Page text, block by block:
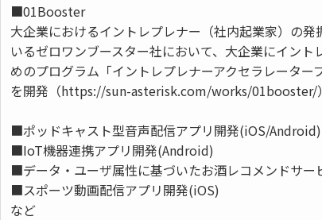
■01Booster
大企業におけるイントレプレナー（社内起業家）の発
いるゼロワンブースター社において、大企業にイント
めのプログラム「イントレプレナーアクセラレーター
を開発（https://sun-asterisk.com/works/01booster/）
■ポッドキャスト型音声配信アプリ開発(iOS/Android)
■IoT機器連携アプリ開発(Android)
■データ・ユーザ属性に基づいたお酒レコメンドサー
■スポーツ動画配信アプリ開発(iOS)
など